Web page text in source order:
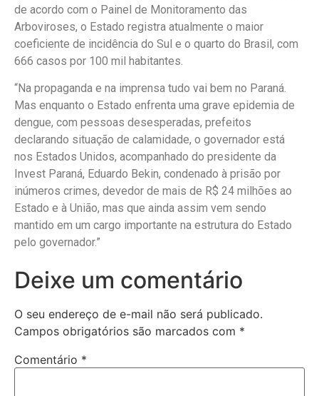
de acordo com o Painel de Monitoramento das
Arboviroses, o Estado registra atualmente o maior
coeficiente de incidência do Sul e o quarto do Brasil, com
666 casos por 100 mil habitantes.
“Na propaganda e na imprensa tudo vai bem no Paraná.
Mas enquanto o Estado enfrenta uma grave epidemia de
dengue, com pessoas desesperadas, prefeitos
declarando situação de calamidade, o governador está
nos Estados Unidos, acompanhado do presidente da
Invest Paraná, Eduardo Bekin, condenado à prisão por
inúmeros crimes, devedor de mais de R$ 24 milhões ao
Estado e à União, mas que ainda assim vem sendo
mantido em um cargo importante na estrutura do Estado
pelo governador.”
Deixe um comentário
O seu endereço de e-mail não será publicado.
Campos obrigatórios são marcados com *
Comentário *